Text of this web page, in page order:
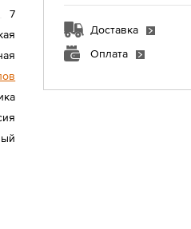
7
Доставка
Оплата